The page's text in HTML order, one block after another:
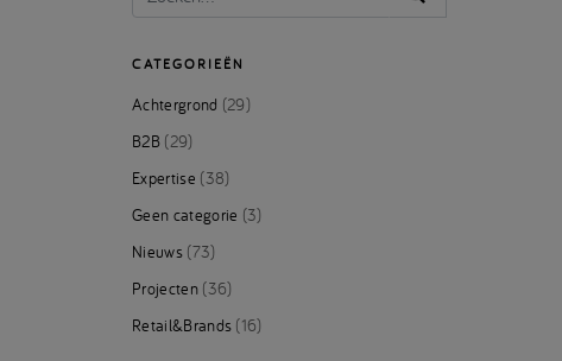
CATEGORIEËN
Achtergrond (29)
B2B(29)
Expertise (38)
Geen categorie (3)
Nieuws(73)
Projecten(36)
Retail&Brands (16)